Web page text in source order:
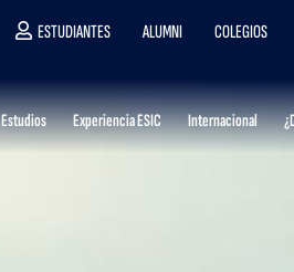
ESTUDIANTES ALUMNI COLEGIOS
Estudios Experiencia ESIC Internacional